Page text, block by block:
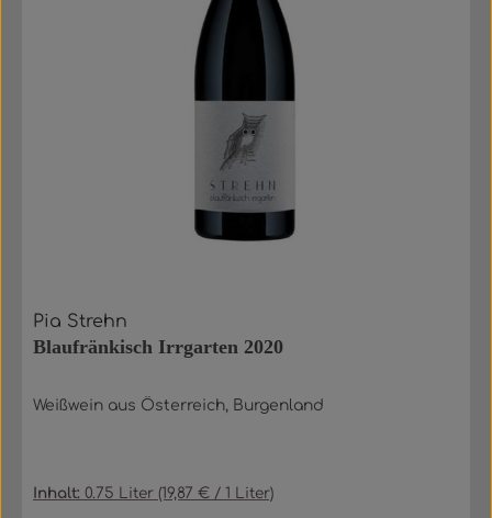
Pia Strehn
Blaufränkisch Irrgarten 2020
Weißwein aus Österreich, Burgenland
Inhalt:0.75 Liter (19,87 € / 1 Liter)